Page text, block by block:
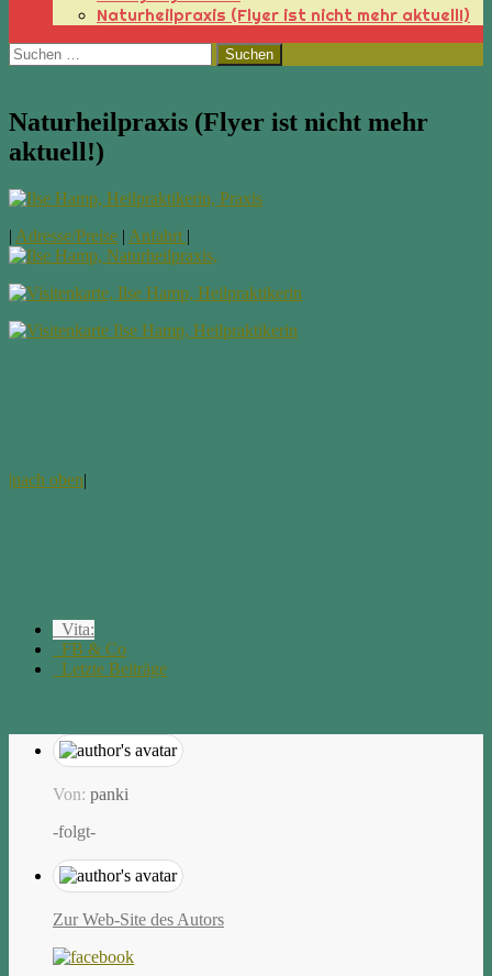
Naturheilpraxis (Flyer ist nicht mehr aktuell!)
Suchen
nach:
Naturheilpraxis (Flyer ist nicht mehr
aktuell!)
| Adresse/Preise | Anfahrt |
|nach oben|
Vita:
FB & Co
Letzte Beiträge
Von: panki
-folgt-
Zur Web-Site des Autors